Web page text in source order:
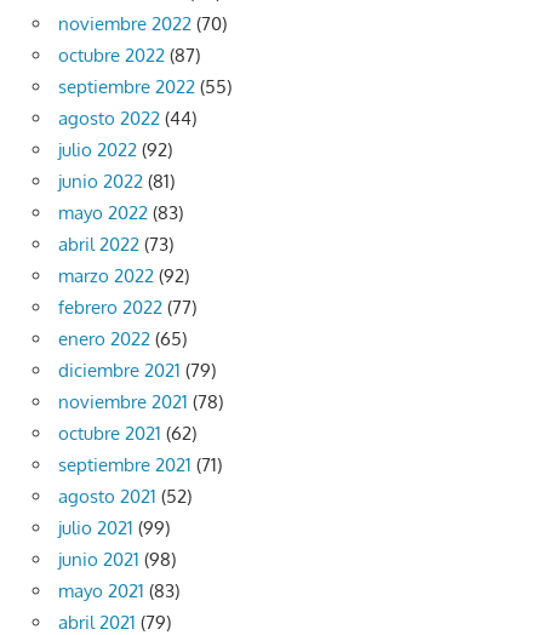
noviembre 2022 (70)
octubre 2022 (87)
septiembre 2022 (55)
agosto 2022 (44)
julio 2022 (92)
junio 2022 (81)
mayo 2022 (83)
abril 2022 (73)
marzo 2022 (92)
febrero 2022 (77)
enero 2022 (65)
diciembre 2021 (79)
noviembre 2021 (78)
octubre 2021 (62)
septiembre 2021 (71)
agosto 2021 (52)
julio 2021 (99)
junio 2021 (98)
mayo 2021 (83)
abril 2021 (79)